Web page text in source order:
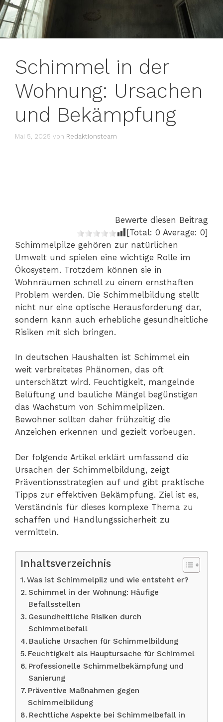
Schimmel in der
Wohnung: Ursachen
und Bekämpfung
Mai 5, 2025 von Redaktionsteam
Bewerte diesen Beitrag
[Total: 0 Average: 0]
Schimmelpilze gehören zur natürlichen
Umwelt und spielen eine wichtige Rolle im
Ökosystem. Trotzdem können sie in
Wohnräumen schnell zu einem ernsthaften
Problem werden. Die Schimmelbildung stellt
nicht nur eine optische Herausforderung dar,
sondern kann auch erhebliche gesundheitliche
Risiken mit sich bringen.
In deutschen Haushalten ist Schimmel ein
weit verbreitetes Phänomen, das oft
unterschätzt wird. Feuchtigkeit, mangelnde
Belüftung und bauliche Mängel begünstigen
das Wachstum von Schimmelpilzen.
Bewohner sollten daher frühzeitig die
Anzeichen erkennen und gezielt vorbeugen.
Der folgende Artikel erklärt umfassend die
Ursachen der Schimmelbildung, zeigt
Präventionsstrategien auf und gibt praktische
Tipps zur effektiven Bekämpfung. Ziel ist es,
Verständnis für dieses komplexe Thema zu
schaffen und Handlungssicherheit zu
vermitteln.
Inhaltsverzeichnis
Was ist Schimmelpilz und wie entsteht er?
Schimmel in der Wohnung: Häufige
Befallsstellen
Gesundheitliche Risiken durch
Schimmelbefall
Bauliche Ursachen für Schimmelbildung
Feuchtigkeit als Hauptursache für Schimmel
Professionelle Schimmelbekämpfung und
Sanierung
Präventive Maßnahmen gegen
Schimmelbildung
Rechtliche Aspekte bei Schimmelbefall in